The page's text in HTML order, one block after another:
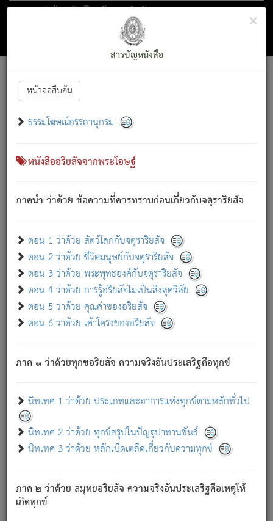
ตอน 1 ว่าด้วย สัตว์โลกกับจตุราริยสัจ
สารบัญ×
สารบัญหนังสือ
หน้าจอสืบค้น
ธรรมโฆษณ์อรรถานุกรม
หนังสืออริยสัจจากพระโอษฐ์
ภาคนำ ว่าด้วย ข้อความที่ควรทราบก่อนเกี่ยวกับจตุราริยสัจ
ตอน 1 ว่าด้วย สัตว์โลกกับจตุราริยสัจ
ตอน 2 ว่าด้วย ชีวิตมนุษย์กับจตุราริยสัจ
ตอน 3 ว่าด้วย พระพุทธองค์กับจตุราริยสัจ
ตอน 4 ว่าด้วย การรู้อริยสัจไม่เป็นสิ่งสุดวิสัย
ตอน 5 ว่าด้วย คุณค่าของอริยสัจ
ตอน 6 ว่าด้วย เค้าโครงของอริยสัจ
ภาค ๑ ว่าด้วยทุกขอริยสัจ ความจริงอันประเสริฐคือทุกข์
นิทเทศ 1 ว่าด้วย ประเภทและอาการแห่งทุกข์ตามหลักทั่วไป
นิทเทศ 2 ว่าด้วย ทุกข์สรุปในปัญจุปาทานขันธ์
นิทเทศ 3 ว่าด้วย หลักเบ็ดเตล็ดเกี่ยวกับความทุกข์
ภาค ๒ ว่าด้วย สมุทยอริยสัจ ความจริงอันประเสริฐคือเหตุให้
เกิดทุกข์
Font :15 ]||
สัตว์โลกนี้ เกิดความเดือดร้อนแล้ว มีผัสสะบังหน้า
เขาสำคัญสิ่งใด โดยความเป็นประการใด แต่สิ่งนั้นย่อมเป็น
(ตามที่เป็นจริง) โดยประการอื่นจากที่เขาสำคัญนั้น
สัตว์โลกติดข้องอยู่ในภพ ถูกภพบังหน้าแล้ว มีภพโดยความ
เป็นอย่างอื่น (จากที่มันเป็นอยู่จริง) จึงได้เพลิดเพลินยิ่งนักในภพ
เขาเพลิดเพลินยิ่งนักในสิ่งใด สิ่งนั้นเป็นภัย (ที่เขาไม่รู้จัก)
เขากลัวต่อสิ่งใดสิ่งนั้นเป็นทุกข์
พรหมจรรย์นี้ อันบุคคลย่อมประพฤติ ก็เพื่อการละขาดซึ่ง
ภพ.
สมณะหรือพราหมณ์เหล่าใด กล่าวความหลุดพ้นจากภพว่า
มีได้เพราะภพ เรากล่าวว่า สมณะหรือพราหมณ์ทั้งปวงนั้น
มิใช่ผู้หลดพ้นจากภพ.
ภพ ว่ามีได้เพราะวิภพ[2]: เรากล่าวว่า สมณะหรือพราหมณ์ทั้ง
ปวงนั้น ก็ยังสลัดภพออกไปไม่ได้.
ก็ทุกข์นี้มีขึ้น เพราะอาศัยซึ่งอุปธิทั้งปวง.
เพราะความสิ้นไปแห่งอุปาทานทั้งปวง ความเกิดขึ้นแห่ง
ทุกข์จึงไม่มี.
ท่านจงดูโลกนี้เถิด (จะเห็นว่า) สัตว์ทั้งหลายอันอวิชาหนา
แน่นบังหนาแล้ว; และว่า สัตว์ผู้ยินดีในภพอันเป็นแล้วนั้น ย่อม
อันเป็นไปในที่หรือเวลาทั้งปวง[3]เพื่อความมีแห่งประโยชน์โดย
ประการทั้งปวง; ภพทั้งหลายทั้งหมดนั้น ไม่เที่ยง เป็นทุกข์ มี
ความแปรปรวนเป็นธรรมดา.